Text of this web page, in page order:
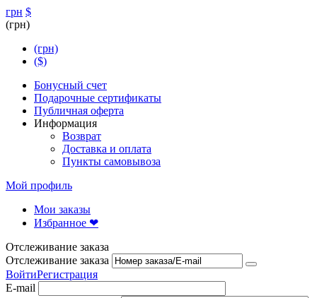
грн $
(грн)
(грн)
($)
Бонусный счет
Подарочные сертификаты
Публичная оферта
Информация
Возврат
Доставка и оплата
Пункты самовывоза
Мой профиль
Мои заказы
Избранное ❤
Отслеживание заказа
Отслеживание заказа
ВойтиРегистрация
E-mail